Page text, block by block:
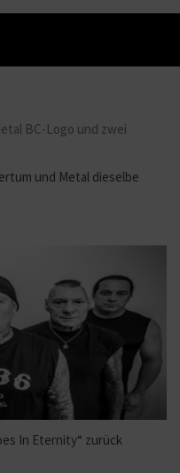
und Metal dieselbe
In Eternity“ zurück